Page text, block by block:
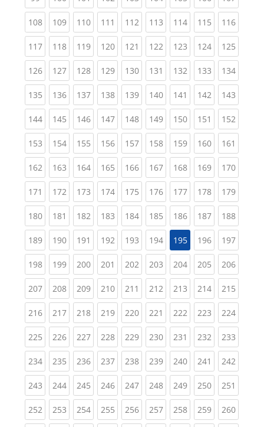
108(current)
109(current)
110(current)
111 (current)
112(current)
113(current)
114(current)
115(current)
116
117(current)
118(current)
119(current)
120(current)
121 (current)
122(current)
123(current)
124(current)
125
126(current)
127(current)
128(current)
129(current)
130(current)
131 (current)
132(current)
133(current)
134
135(current)
136(current)
137(current)
138(current)
139(current)
140(current)
141 (current)
142(current)
143
144(current)
145(current)
146(current)
147(current)
148(current)
149(current)
150(current)
151 (current)
152
153(current)
154(current)
155(current)
156(current)
157(current)
158(current)
159(current)
160(current)
161
162(current)
163(current)
164(current)
165(current)
166(current)
167(current)
168(current)
169(current)
170
171 (current)
172(current)
173(current)
174(current)
175(current)
176(current)
177(current)
178(current)
179
180(current)
181 (current)
182(current)
183(current)
184(current)
185(current)
186(current)
187(current)
188
189(current)
190(current)
191 (current)
192(current)
193(current)
194(current)
195 196(current)
197
198(current)
199(current)
200(current)
201 (current)
202(current)
203(current)
204(current)
205(current)
206
207(current)
208(current)
209(current)
210(current)
211 (current)
212(current)
213(current)
214(current)
215
216(current)
217(current)
218(current)
219(current)
220(current)
221 (current)
222(current)
223(current)
224
225(current)
226(current)
227(current)
228(current)
229(current)
230(current)
231 (current)
232(current)
233
234(current)
235(current)
236(current)
237(current)
238(current)
239(current)
240(current)
241 (current)
242
243(current)
244(current)
245(current)
246(current)
247(current)
248(current)
249(current)
250(current)
251
252(current)
253(current)
254(current)
255(current)
256(current)
257(current)
258(current)
259(current)
260